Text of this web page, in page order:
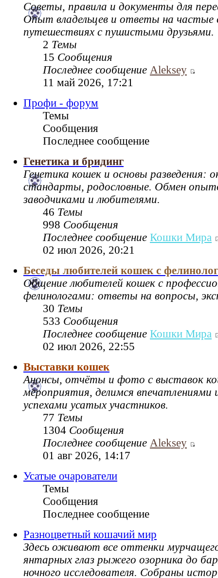
Советы, правила и документы для
Опыт владельцев и ответы на частые
путешествиях с пушистыми друзьями.
2 Темы
15 Сообщения
Последнее сообщение Aleksey
11 май 2026, 17:21
Профи - форум
Темы
Сообщения
Последнее сообщение
Генетика и бридинг
Генетика кошек и основы разведения:
стандарты, родословные. Обмен
заводчиками и любителями.
46 Темы
998 Сообщения
Последнее сообщение Кошки Мира
02 июл 2026, 20:21
Беседы любителей кошек с
Общение любителей кошек с
фелинологами: ответы на вопросы,
30 Темы
533 Сообщения
Последнее сообщение Кошки Мира
02 июл 2026, 22:55
Выставки кошек
Анонсы, отчёты и фото с выставок
мероприятия, делимся впечатлениями
успехами усатых участников.
77 Темы
1304 Сообщения
Последнее сообщение Aleksey
01 авг 2026, 14:17
Усатые очарователи
Темы
Сообщения
Последнее сообщение
Разноцветный кошачий мир
Здесь оживают все оттенки
янтарных глаз рыжего озорника до
ночного исследователя. Собраны